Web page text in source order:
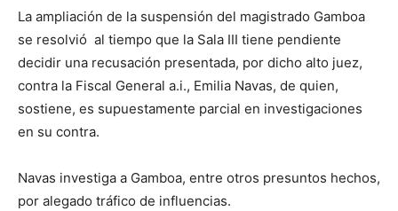
La ampliación de la suspensión del magistrado Gamboa
se resolvió al tiempo que la Sala III tiene pendiente
decidir una recusación presentada, por dicho alto juez,
contra la Fiscal General a.i., Emilia Navas, de quien,
sostiene, es supuestamente parcial en investigaciones
en su contra.
Navas investiga a Gamboa, entre otros presuntos hechos,
por alegado tráfico de influencias.